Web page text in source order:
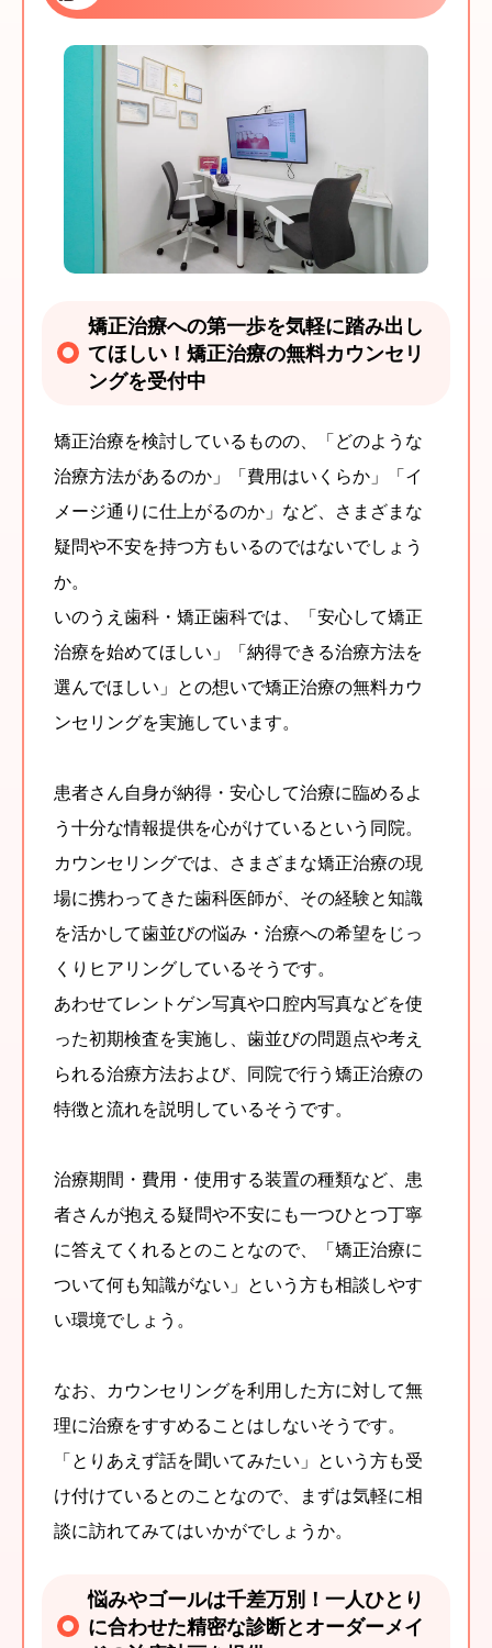
矯正治療への第一歩を気軽に踏み出し
てほしい！矯正治療の無料カウンセリ
ングを受付中
矯正治療を検討しているものの、「どのような
治療方法があるのか」「費用はいくらか」「イ
メージ通りに仕上がるのか」など、さまざまな
疑問や不安を持つ方もいるのではないでしょう
か。
いのうえ歯科・矯正歯科では、「安心して矯正
治療を始めてほしい」「納得できる治療方法を
選んでほしい」との想いで矯正治療の無料カウ
ンセリングを実施しています。
患者さん自身が納得・安心して治療に臨めるよ
う十分な情報提供を心がけているという同院。
カウンセリングでは、さまざまな矯正治療の現
場に携わってきた歯科医師が、その経験と知識
を活かして歯並びの悩み・治療への希望をじっ
くりヒアリングしているそうです。
あわせてレントゲン写真や口腔内写真などを使
った初期検査を実施し、歯並びの問題点や考え
られる治療方法および、同院で行う矯正治療の
特徴と流れを説明しているそうです。
治療期間・費用・使用する装置の種類など、患
者さんが抱える疑問や不安にも一つひとつ丁寧
に答えてくれるとのことなので、「矯正治療に
ついて何も知識がない」という方も相談しやす
い環境でしょう。
なお、カウンセリングを利用した方に対して無
理に治療をすすめることはしないそうです。
「とりあえず話を聞いてみたい」という方も受
け付けているとのことなので、まずは気軽に相
談に訪れてみてはいかがでしょうか。
悩みやゴールは千差万別！一人ひとり
に合わせた精密な診断とオーダーメイ